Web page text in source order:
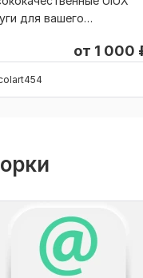
для вашего
от 1 000